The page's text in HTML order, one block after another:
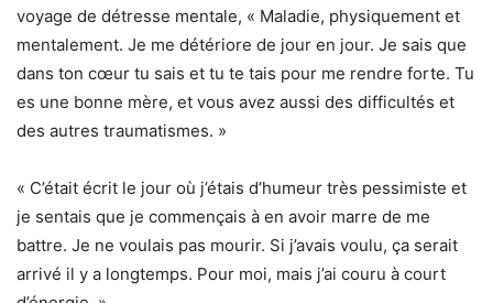
voyage de détresse mentale, « Maladie, physiquement et
mentalement. Je me détériore de jour en jour. Je sais que
dans ton cœur tu sais et tu te tais pour me rendre forte. Tu
es une bonne mère, et vous avez aussi des difficultés et
des autres traumatismes. »
« C’était écrit le jour où j’étais d’humeur très pessimiste et
je sentais que je commençais à en avoir marre de me
battre. Je ne voulais pas mourir. Si j’avais voulu, ça serait
arrivé il y a longtemps. Pour moi, mais j’ai couru à court